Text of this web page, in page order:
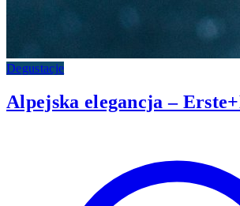
Degustacje
Alpejska elegancja –